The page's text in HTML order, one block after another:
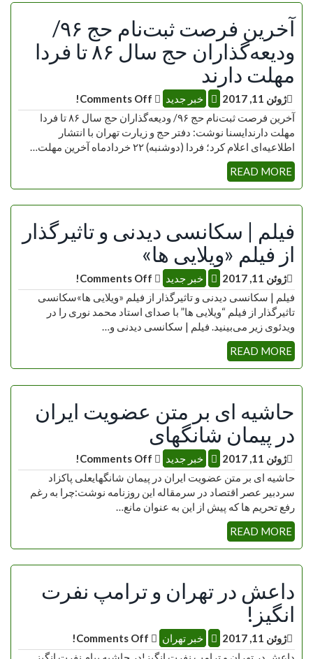
آخرین فرصت ثبت‌نام حج ۹۶/
ودیعه‌گذاران حج سال ۸۶ تا فردا
مهلت دارند
ژوئن 11, 2017 خبر جدید
آخرین فرصت ثبت‌نام حج ۹۶/ ودیعه‌گذاران حج سال ۸۶ تا فردا
مهلت دارندایسنا نوشت: دفتر حج و زیارت تهران با انتشار
اطلاعیه‌ای اعلام کرد؛ فردا (دوشنبه) ٢٢ خردادماه آخرین مهلت…
READ MORE
فیلم | سکانسی دیدنی و تاثیرگذار
از فیلم «ویلایی ها»
ژوئن 11, 2017 خبر جدید
فیلم | سکانسی دیدنی و تاثیرگذار از فیلم «ویلایی ها»سکانسی
تاثیرگذار از فیلم “ویلایی ها” با صدای استاد محمد نوری را در
ویدئوی زیر می‌بینید. فیلم | سکانسی دیدنی و…
READ MORE
حاشیه ای بر متن عضویت ایران
در پیمان شانگهای
ژوئن 11, 2017 خبر جدید
حاشیه ای بر متن عضویت ایران در پیمان شانگهایعلی پاکزاد
سردبیر عصر اقتصاد در سرمقاله این روزنامه نوشت:چرا به رغم
رفع تحریم ها که پیش از این به عنوان مانع…
READ MORE
داعش در تهران و ترامپ نفرت
انگیز!
ژوئن 11, 2017 خبر تهران